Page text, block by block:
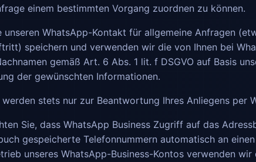
einem bestimmten Vorgang zuordnen zu können.
unseren WhatsApp-Kontakt für allgemeine Anfragen
speichern und verwenden wir die von Ihnen bei
gemäß Art. 6 Abs. 1 lit. f DSGVO auf Basis
der gewünschten Informationen.
werden stets nur zur Beantwortung Ihres Anliegens
Sie, dass WhatsApp Business Zugriff auf das
gespeicherte Telefonnummern automatisch an
unseres WhatsApp-Business-Kontos verwenden